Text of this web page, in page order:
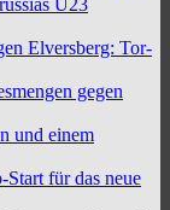
U23
Elversberg: Tor-
gegen
und einem
für das neue